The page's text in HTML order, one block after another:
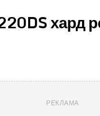
хард
РЕКЛАМА